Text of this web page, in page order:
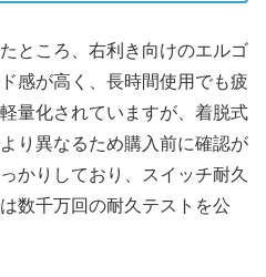
ところ、右利き向けのエルゴ
感が高く、長時間使用でも疲
量化されていますが、着脱式
り異なるため購入前に確認が
かりしており、スイッチ耐久
数千万回の耐久テストを公